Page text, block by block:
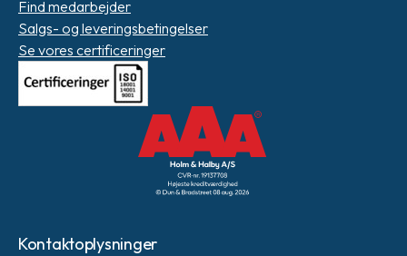
Find medarbejder
Salgs- og leveringsbetingelser
Se vores certificeringer
Kontaktoplysninger